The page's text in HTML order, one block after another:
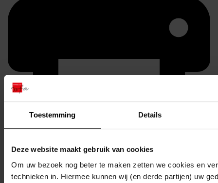
Toestemming Details
Deze website maakt gebruik van cookies
Om uw bezoek nog beter te maken zetten we cookies en
technieken in. Hiermee kunnen wij (en derde partijen) uw
Printen